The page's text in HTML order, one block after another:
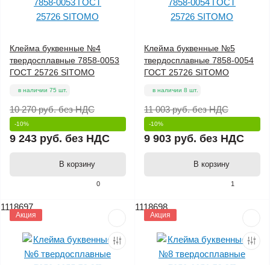
0
Клейма буквенные №4
твердосплавные 7858-0053
ГОСТ 25726 SITOMO
в наличии 75 шт.
10 270 руб.без НДС
-10%
9 243 руб. без НДС
В корзину
1
Клейма буквенные №5
твердосплавные 7858-0054
ГОСТ 25726 SITOMO
в наличии 8 шт.
11 003 руб.без НДС
-10%
9 903 руб. без НДС
В корзину
1118697
Акция
1118698
Акция